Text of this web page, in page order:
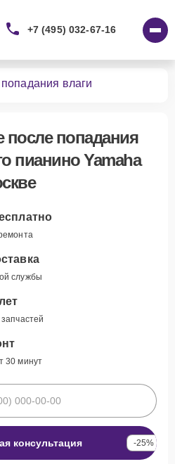
+7 (495) 032-67-16
влаги
после попадания
пианино Yamaha
службы
30 минут
консультация -25%